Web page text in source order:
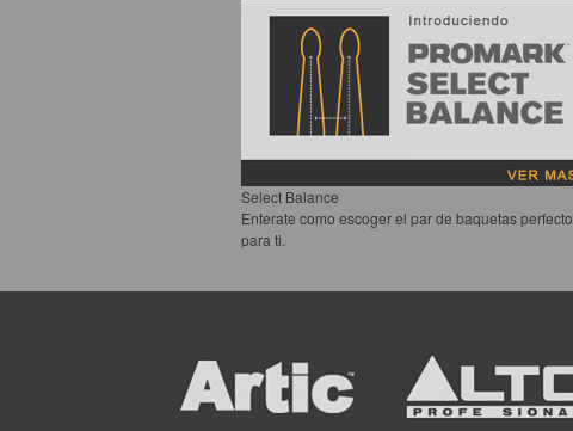
Select Balance
Enterate como escoger el par de baquetas perfecto
para ti.